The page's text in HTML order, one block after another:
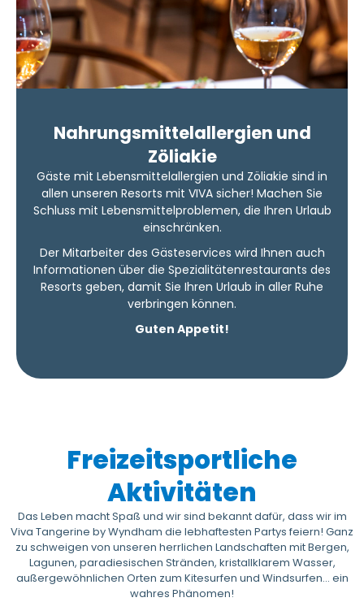
Nahrungsmittelallergien und
Zöliakie
Gäste mit Lebensmittelallergien und Zöliakie sind in
allen unseren Resorts mit VIVA sicher! Machen Sie
Schluss mit Lebensmittelproblemen, die Ihren Urlaub
einschränken.
Der Mitarbeiter des Gästeservices wird Ihnen auch
Informationen über die Spezialitätenrestaurants des
Resorts geben, damit Sie Ihren Urlaub in aller Ruhe
verbringen können.
Guten Appetit!
Freizeitsportliche
Aktivitäten
Das Leben macht Spaß und wir sind bekannt dafür, dass wir im
Viva Tangerine by Wyndham die lebhaftesten Partys feiern! Ganz
zu schweigen von unseren herrlichen Landschaften mit Bergen,
Lagunen, paradiesischen Stränden, kristallklarem Wasser,
außergewöhnlichen Orten zum Kitesurfen und Windsurfen... ein
wahres Phänomen!